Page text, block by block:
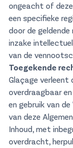
ongeacht of
een specifieke
door de
inzake
van de
Toegekende
Glaçage verleent
overdraagbaar
en gebruik van
van deze
Inhoud, met
overdracht,